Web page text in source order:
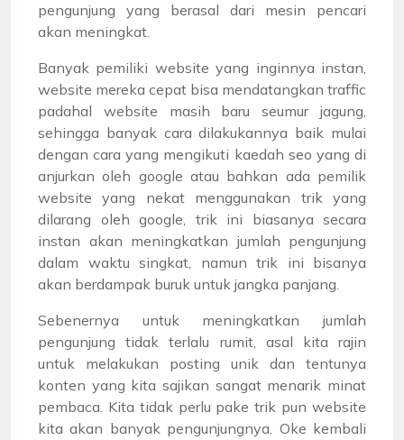
pengunjung yang berasal dari mesin pencari
akan meningkat.
Banyak pemiliki website yang inginnya instan,
website mereka cepat bisa mendatangkan traffic
padahal website masih baru seumur jagung,
sehingga banyak cara dilakukannya baik mulai
dengan cara yang mengikuti kaedah seo yang di
anjurkan oleh google atau bahkan ada pemilik
website yang nekat menggunakan trik yang
dilarang oleh google, trik ini biasanya secara
instan akan meningkatkan jumlah pengunjung
dalam waktu singkat, namun trik ini bisanya
akan berdampak buruk untuk jangka panjang.
Sebenernya untuk meningkatkan jumlah
pengunjung tidak terlalu rumit, asal kita rajin
untuk melakukan posting unik dan tentunya
konten yang kita sajikan sangat menarik minat
pembaca. Kita tidak perlu pake trik pun website
kita akan banyak pengunjungnya. Oke kembali